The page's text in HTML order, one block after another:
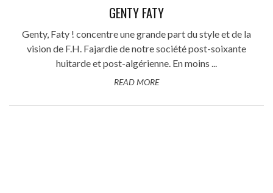
GENTY FATY
Genty, Faty ! concentre une grande part du style et de la
vision de F.H. Fajardie de notre société post-soixante
huitarde et post-algérienne. En moins ...
READ MORE